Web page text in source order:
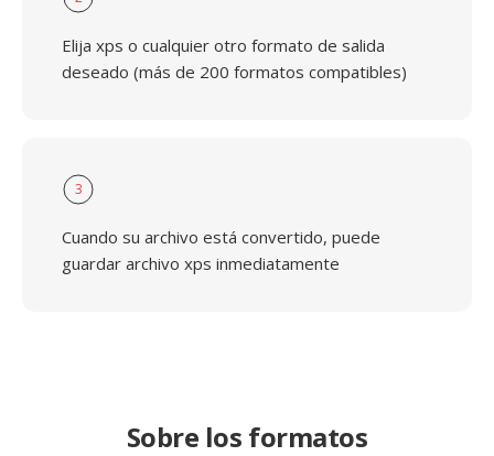
Elija xps o cualquier otro formato de salida
deseado (más de 200 formatos compatibles)
3
Cuando su archivo está convertido, puede
guardar archivo xps inmediatamente
Sobre los formatos